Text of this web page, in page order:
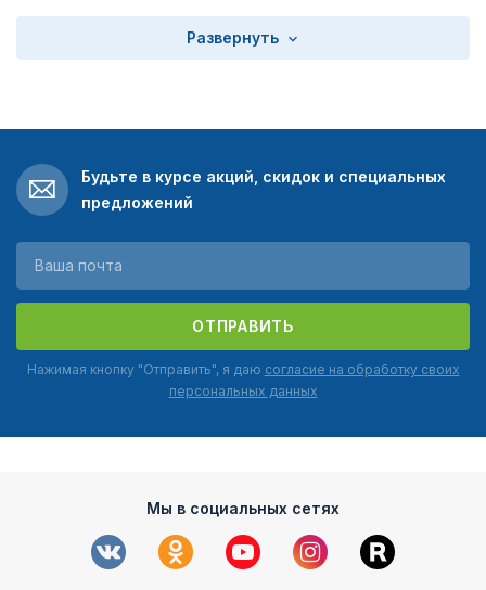
Развернуть
Будьте в курсе акций, скидок и специальных
предложений
ОТПРАВИТЬ
Нажимая кнопку "Отправить", я даю согласие на обработку своих
персональных данных
Мы в социальных сетях